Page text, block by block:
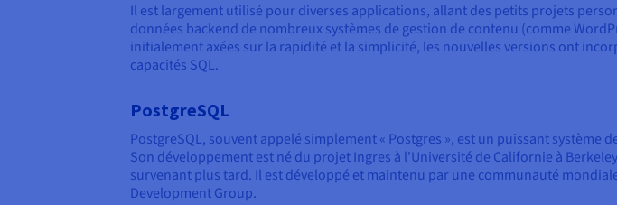
Il est largement utilisé pour diverses applications, allant des petits projets
données backend de nombreux systèmes de gestion de contenu (comme
initialement axées sur la rapidité et la simplicité, les nouvelles versions ont
capacités SQL.
PostgreSQL
PostgreSQL, souvent appelé simplement « Postgres », est un puissant
Son développement est né du projet Ingres à l'Université de Californie à
survenant plus tard. Il est développé et maintenu par une communauté
Development Group.